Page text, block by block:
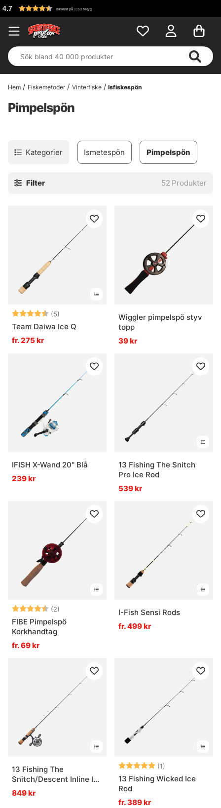
Hem Fiskemetoder Vinterfiske Isfiskespön
Pimpelspön
Kategorier Ismetespön Pimpelspön
Filter 52 Produkter
Betyg: (5)
4.6 utav 5 stjärnor
Team Daiwa Ice Q
fr. 275 kr
Wiggler pimpelspö styv
topp
39 kr
IFISH X-Wand 20'' Blå
239 kr
13 Fishing The Snitch
Pro Ice Rod
539 kr
Betyg: (2)
4.5 utav 5 stjärnor
FIBE Pimpelspö
Korkhandtag
fr. 69 kr
I-Fish Sensi Rods
fr. 499 kr
13 Fishing The
Snitch/Descent Inline Ice
Combo LH
849 kr
Betyg: (1)
13 Fishing Wicked Ice
Rod
fr. 389 kr